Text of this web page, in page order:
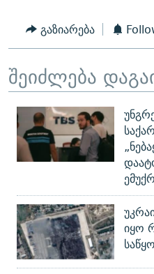
გაზიარება
შეიძლება
იყო